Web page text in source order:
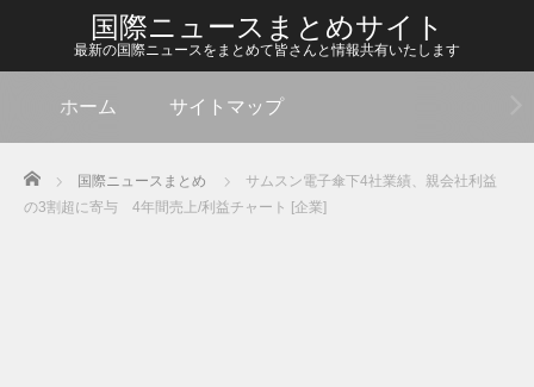
国際ニュースまとめサイト
最新の国際ニュースをまとめて皆さんと情報共有いたします
ホーム サイトマップ
Home 国際ニュースまとめ
サムスン電子傘下4社業績、親会社利益
の3割超に寄与 4年間売上/利益チャート [企業]